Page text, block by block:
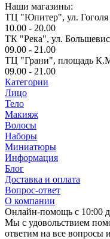
Наши магазины:
ТЦ "Юпитер", ул. Гоголя
10.00 - 20.00
ТК "Река", ул.
09.00 - 21.00
ТЦ "Грани", площадь
09.00 - 21.00
Категории
Лицо
Тело
Макияж
Волосы
Наборы
Миниатюры
Информация
Блог
Доставка и оплата
Вопрос-ответ
О компании
Онлайн-помощь с 10:00
Мы с удовольствием
ответим на все вопросы